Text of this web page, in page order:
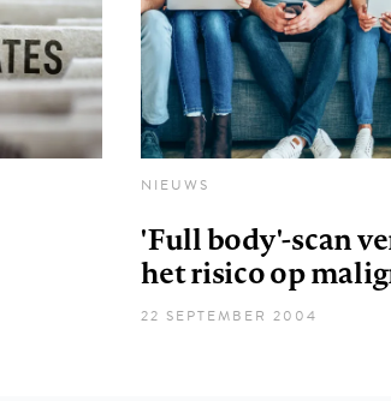
NIEUWS
'Full body'-scan
het risico op
22 SEPTEMBER 2004